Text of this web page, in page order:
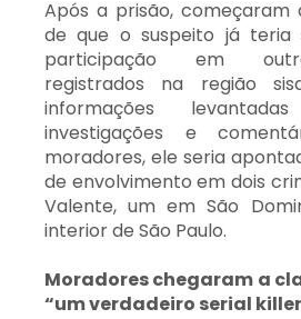
Após a prisão, começaram
de que o suspeito já teria
participação em
registrados na região
informações
investigações e
moradores, ele seria
de envolvimento em dois
Valente, um em São
interior de São Paulo.
Moradores chegaram a
“um verdadeiro serial